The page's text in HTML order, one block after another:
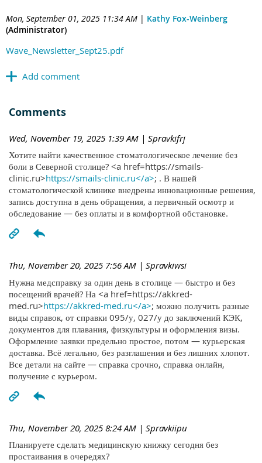
Mon, September 01, 2025 11:34 AM | Kathy Fox-Weinberg
(Administrator)
Wave_Newsletter_Sept25.pdf
Comments
Wed, November 19, 2025 1:39 AM | Spravkifrj
Хотите найти качественное стоматологическое лечение без
боли в Северной столице? <a href=https://smails-
clinic.ru>https://smails-clinic.ru</a>; . В нашей
стоматологической клинике внедрены инновационные решения,
запись доступна в день обращения, а первичный осмотр и
обследование — без оплаты и в комфортной обстановке.
Thu, November 20, 2025 7:56 AM | Spravkiwsi
Нужна медсправку за один день в столице — быстро и без
посещений врачей? На <a href=https://akkred-
med.ru>https://akkred-med.ru</a>; можно получить разные
виды справок, от справки 095/у, 027/у до заключений КЭК,
документов для плавания, физкультуры и оформления визы.
Оформление заявки предельно простое, потом — курьерская
доставка. Всё легально, без разглашения и без лишних хлопот.
Все детали на сайте — справка срочно, справка онлайн,
получение с курьером.
Thu, November 20, 2025 8:24 AM | Spravkiipu
Планируете сделать медицинскую книжку сегодня без
простаивания в очередях?